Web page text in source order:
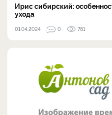
Ирис сибирский:
ухода
01.04.2024 0 781